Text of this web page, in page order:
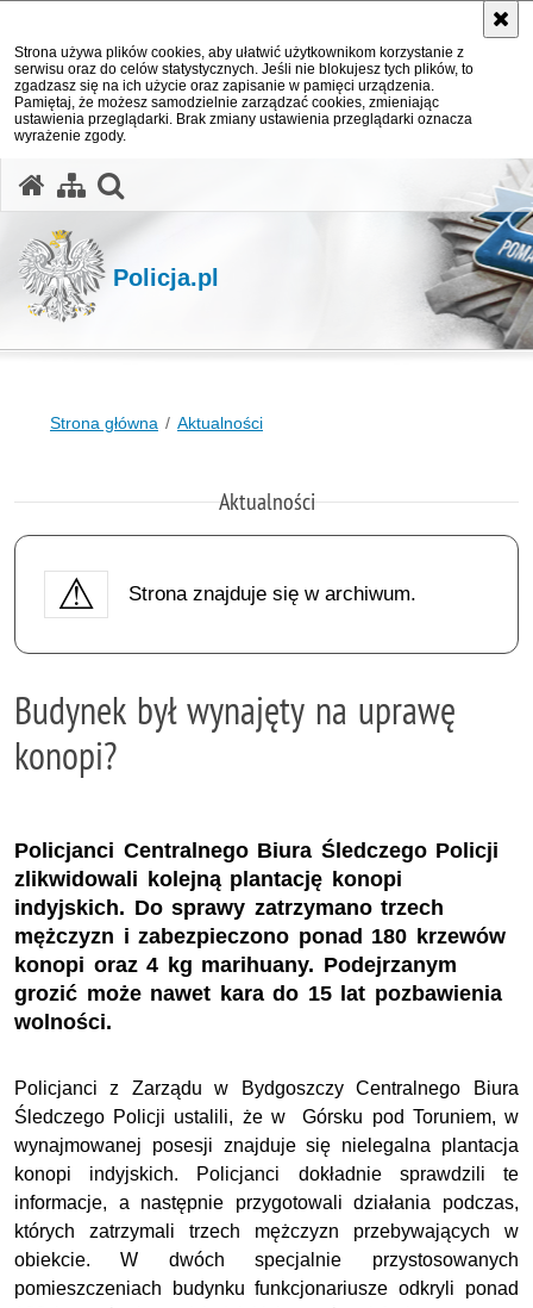
Strona używa plików cookies, aby ułatwić użytkownikom korzystanie z
serwisu oraz do celów statystycznych. Jeśli nie blokujesz tych plików, to
zgadzasz się na ich użycie oraz zapisanie w pamięci urządzenia.
Pamiętaj, że możesz samodzielnie zarządzać cookies, zmieniając
ustawienia przeglądarki. Brak zmiany ustawienia przeglądarki oznacza
wyrażenie zgody.
Policja.pl
Strona główna Aktualności
Aktualności
Strona znajduje się w archiwum.
Budynek był wynajęty na uprawę
konopi?
Policjanci Centralnego Biura Śledczego Policji
zlikwidowali kolejną plantację konopi
indyjskich. Do sprawy zatrzymano trzech
mężczyzn i zabezpieczono ponad 180 krzewów
konopi oraz 4 kg marihuany. Podejrzanym
grozić może nawet kara do 15 lat pozbawienia
wolności.
Policjanci z Zarządu w Bydgoszczy Centralnego Biura
Śledczego Policji ustalili, że w Górsku pod Toruniem, w
wynajmowanej posesji znajduje się nielegalna plantacja
konopi indyjskich. Policjanci dokładnie sprawdzili te
informacje, a następnie przygotowali działania podczas,
których zatrzymali trzech mężczyzn przebywających w
obiekcie. W dwóch specjalnie przystosowanych
pomieszczeniach budynku funkcjonariusze odkryli ponad